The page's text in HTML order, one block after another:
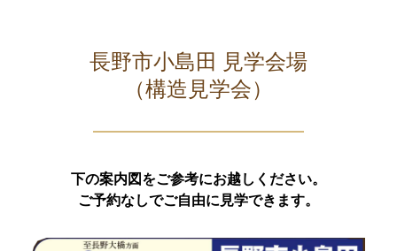
長野市小島田 見学会場
（構造見学会）
下の案内図をご参考にお越しください。
ご予約なしでご自由に見学できます。